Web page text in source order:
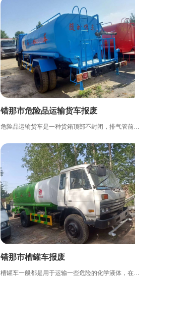
错那市危险品运输货车报废
危险品运输货车是一种货箱顶部不封闭，排气管前置并装有防火花装置，运送石油化工品、炸药、鞭炮等危险品的...
错那市槽罐车报废
槽罐车一般都是用于运输一些危险的化学液体，在路上我们碰到槽罐车的时候一般都会保持安全距离，槽罐车一旦...